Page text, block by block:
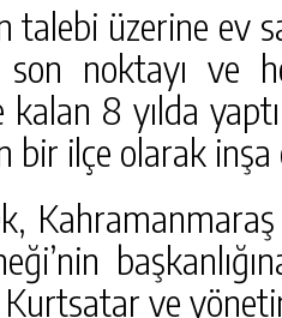
talebi üzerine ev
son noktayı ve
8 yılda
bir ilçe olarak
ve